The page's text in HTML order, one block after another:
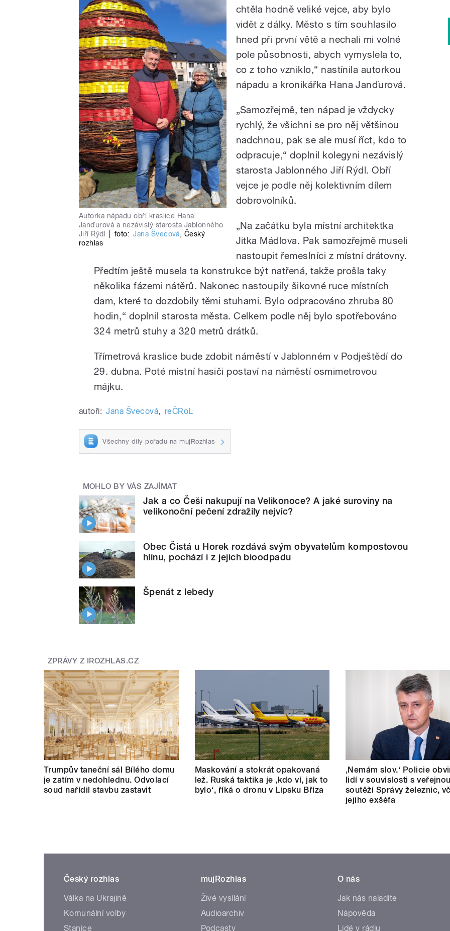
Autorka nápadu obří kraslice Hana
Janďurová a nezávislý starosta Jablonného
Jiří Rýdl
foto: Jana Švecová, Český
rozhlas
chtěla hodně veliké vejce, aby bylo
vidět z dálky. Město s tím souhlasilo
hned při první větě a nechali mi volné
pole působnosti, abych vymyslela to,
co z toho vzniklo,“ nastínila autorkou
nápadu a kronikářka Hana Janďurová.
„Samozřejmě, ten nápad je vždycky
rychlý, že všichni se pro něj většinou
nadchnou, pak se ale musí říct, kdo to
odpracuje,“ doplnil kolegyni nezávislý
starosta Jablonného Jiří Rýdl. Obří
vejce je podle něj kolektivním dílem
dobrovolníků.
„Na začátku byla místní architektka
Jitka Mádlova. Pak samozřejmě museli
nastoupit řemeslníci z místní drátovny.
Předtím ještě musela ta konstrukce být natřená, takže prošla taky
několika fázemi nátěrů. Nakonec nastoupily šikovné ruce místních
dam, které to dozdobily těmi stuhami. Bylo odpracováno zhruba 80
hodin,“ doplnil starosta města. Celkem podle něj bylo spotřebováno
324 metrů stuhy a 320 metrů drátků.
Třímetrová kraslice bude zdobit náměstí v Jablonném v Podještědí do
29. dubna. Poté místní hasiči postaví na náměstí osmimetrovou
májku.
autoři: Jana Švecová, reČRoL
Všechny díly pořadu na mujRozhlas
MOHLO BY VÁS ZAJÍMAT
Jak a co Češi nakupují na Velikonoce? A jaké suroviny na
velikonoční pečení zdražily nejvíc?
Obec Čistá u Horek rozdává svým obyvatelům kompostovou
hlínu, pochází i z jejich bioodpadu
Špenát z lebedy
ZPRÁVY Z IROZHLAS.CZ
Trumpův taneční sál Bílého domu
je zatím v nedohlednu. Odvolací
soud nařídil stavbu zastavit
Maskování a stokrát opakovaná
lež. Ruská taktika je ‚kdo ví, jak to
bylo‘, říká o dronu v Lipsku Bříza
‚Nemám slov.‘ Policie
lidí v souvislosti s veřejnou
soutěží Správy železnic,
jejího exšéfa
Český rozhlas
Válka na Ukrajině
Komunální volby
Stanice
mujRozhlas
Živé vysílání
Audioarchiv
Podcasty
O nás
Jak nás naladíte
Nápověda
Lidé v rádiu